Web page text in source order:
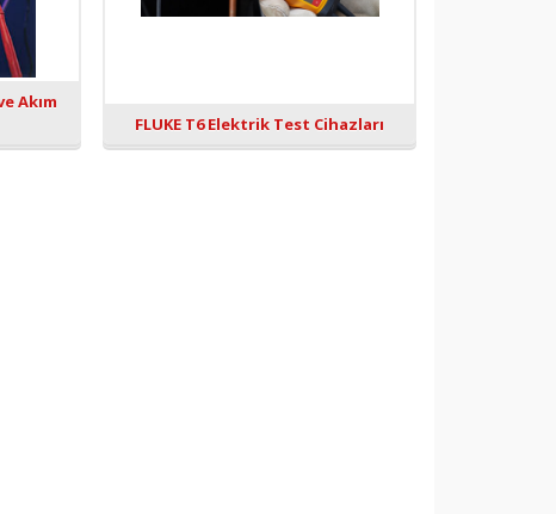
Akım
FLUKE T6 Elektrik Test Cihazları